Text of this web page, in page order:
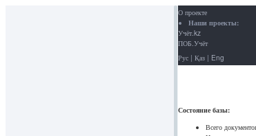
О проекте
Наши проекты:
Учёт.kz
ПОБ.Учёт
Рус | Қаз | Eng
Состояние базы:
Всего